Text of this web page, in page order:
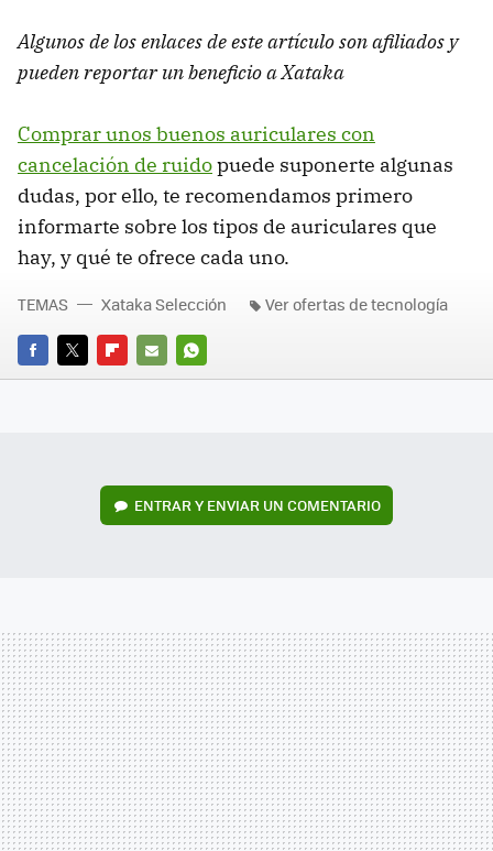
Algunos de los enlaces de este artículo son afiliados y
pueden reportar un beneficio a Xataka
Comprar unos buenos auriculares con
cancelación de ruidopuede suponerte algunas
dudas, por ello, te recomendamos primero
informarte sobre los tipos de auriculares que
hay, y qué te ofrece cada uno.
FACEBOOK
TWITTERFLIPBOARD
E-
WHATSAPP
TEMAS Xataka Selección Ver ofertas de tecnología
ENTRAR Y ENVIAR UN COMENTARIO